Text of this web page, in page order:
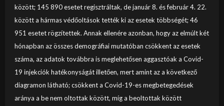
között; 145 890 esetet regisztráltak, de január 8. és február 4. 22.
között a hármas védőoltások tették ki az esetek többségét; 46
951 esetet rögzítettek. Annak ellenére azonban, hogy az elmúlt két
hónapban az összes demográfiai mutatóban csökkent az esetek
száma, az adatok továbbra is meglehetősen aggasztóak a Covid-
19 injekciók hatékonyságát illetően, mert amint az a következő
diagramon látható; csökkent a Covid-19-es megbetegedések
aránya a be nem oltottak között, míg a beoltottak között